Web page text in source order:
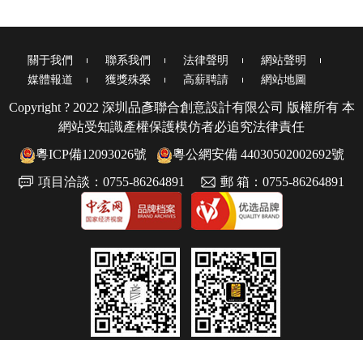
關于我們 聯系我們 法律聲明
網站聲明
媒體報道
獲獎殊榮 高薪聘請 網站地圖
Copyright ? 2022 深圳品彥聯合創意設計有限公司 版權所有 本
網站受知識產權保護模仿者必追究法律責任
粵ICP備12093026號
粵公網安備 44030502002692號
項目洽談：0755-86264891
郵 箱：0755-86264891